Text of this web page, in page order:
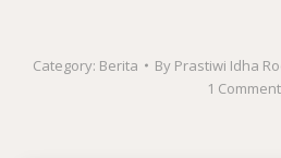
Category: Berita By Prastiwi Idha
1 Comment